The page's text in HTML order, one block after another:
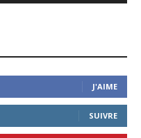
J'AIME
SUIVRE